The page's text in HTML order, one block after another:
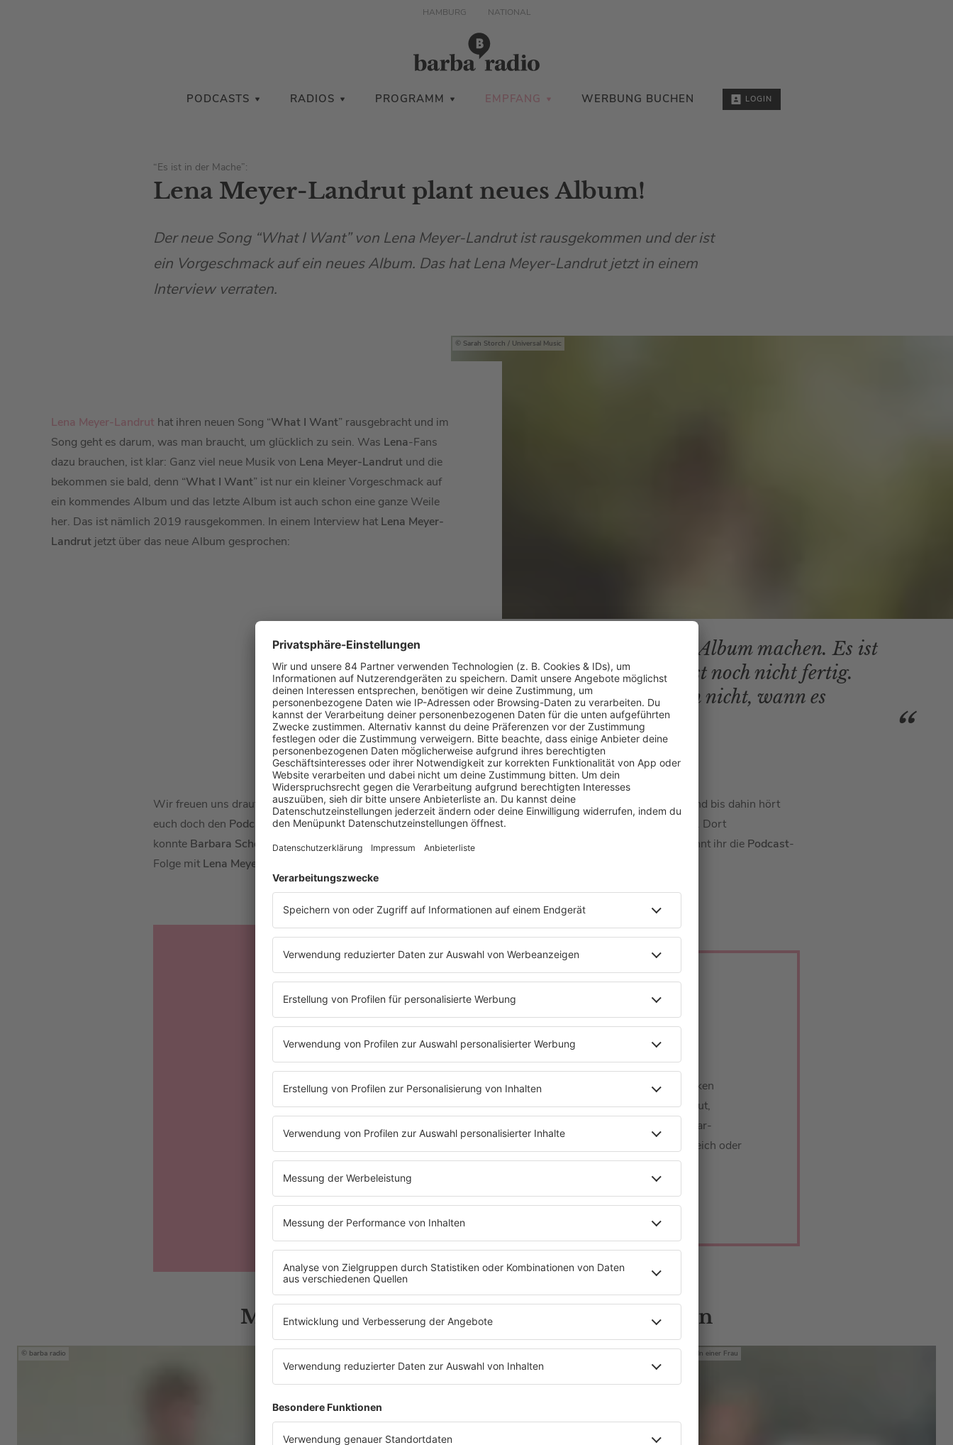
HAMBURG NATIONAL
PODCASTS RADIOS PROGRAMM EMPFANG WERBUNG BUCHEN LOGIN
“Es ist in der Mache”:
Lena Meyer-Landrut plant neues Album!
Der neue Song “What I Want” von Lena Meyer-Landrut ist rausgekommen und der ist
ein Vorgeschmack auf ein neues Album. Das hat Lena Meyer-Landrut jetzt in einem
Interview verraten.
Sarah Storch / Universal Music
Lena Meyer-Landrut hat ihren neuen Song “What I Want” rausgebracht und im
Song geht es darum, was man braucht, um glücklich zu sein. Was Lena-Fans
dazu brauchen, ist klar: Ganz viel neue Musik von Lena Meyer-Landrut und die
bekommen sie bald, denn “What I Want” ist nur ein kleiner Vorgeschmack auf
ein kommendes Album und das letzte Album ist auch schon eine ganze Weile
her. Das ist nämlich 2019 rausgekommen. In einem Interview hat Lena Meyer-
Landrut jetzt über das neue Album gesprochen:
Ich möchte auf jeden Fall ein Album machen. Es ist
quasi in der Mache, aber es ist noch nicht fertig.
Deswegen weiß ich auch noch nicht, wann es
kommt.
LENA MEYER-LANDRUT
Wir freuen uns drauf. Egal ob das Album heute, morgen, übermorgen oder noch etwas später rauskommt. Und bis dahin hört
euch doch den Podcast„Mit den Waffeln einer Frau“ vonBarbara Schöneberger
an. Dort
konnte Barbara Schönebergeran das ein oder andere Geheimnis von kommen. Hier könnt ihr die Podcast-
Folge mit Lena Meyer-Landrut
LENA MEYER-LANDRUT
Hier werden prominente Männer bewertet wie
Gebrauchtwagen und es wird über Unterwäsche-Tücken
philosophiert. Außerdem versucht Lena Meyer-Landrut,
Barbara Schöneberger eeeendlich ein Shooting bei Star-
Fotograf Paul Ripke zu besorgen! Ist sie dabei erfolgreich oder
nicht? Das hört ihr in dieser Folge.
Mehr News zu Barbara Schönebergers Gästen
barba radio Mit den Waffeln einer Frau